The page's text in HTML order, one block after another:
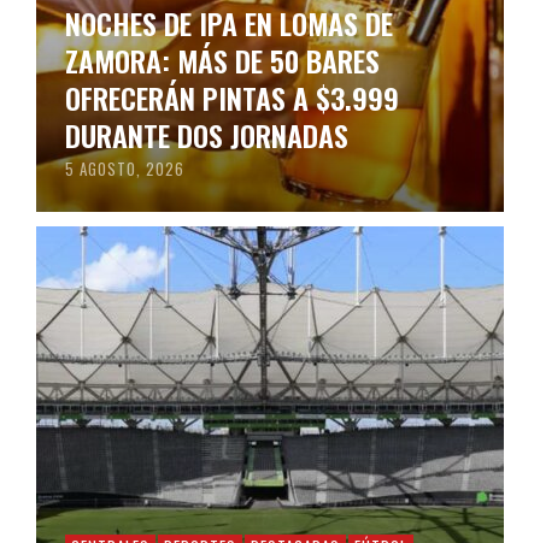
NOCHES DE IPA EN LOMAS DE
ZAMORA: MÁS DE 50 BARES
OFRECERÁN PINTAS A $3.999
DURANTE DOS JORNADAS
5 AGOSTO, 2026